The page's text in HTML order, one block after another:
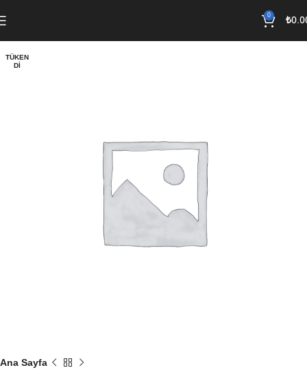
0 ₺
TÜKEN
DI
Ana Sayfa